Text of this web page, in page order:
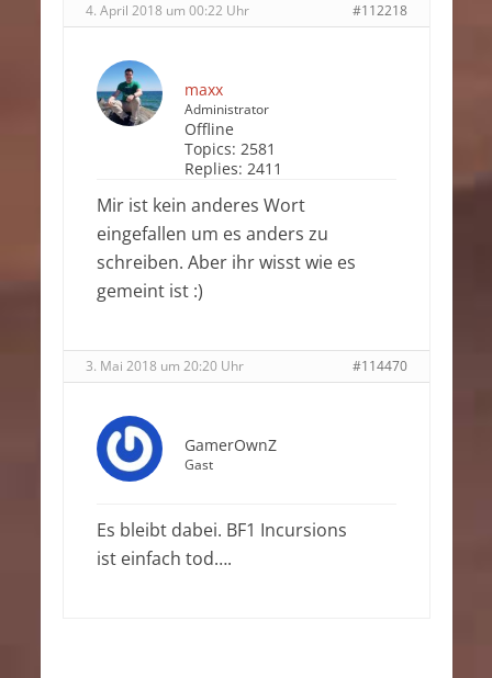
4. April 2018 um 00:22 Uhr #112218
maxx
Administrator
Offline
Topics: 2581
Replies: 2411
Mir ist kein anderes Wort
eingefallen um es anders zu
schreiben. Aber ihr wisst wie es
gemeint ist :)
3. Mai 2018 um 20:20 Uhr #114470
GamerOwnZ
Gast
Es bleibt dabei. BF1 Incursions
ist einfach tod….